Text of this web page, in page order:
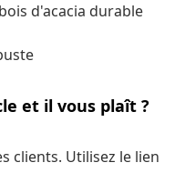
d'acacia durable
et il vous plaît ?
clients. Utilisez le lien